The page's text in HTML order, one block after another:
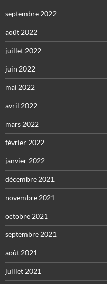
septembre 2022
août 2022
juillet 2022
juin 2022
mai 2022
avril 2022
mars 2022
février 2022
janvier 2022
décembre 2021
novembre 2021
octobre 2021
septembre 2021
août 2021
juillet 2021